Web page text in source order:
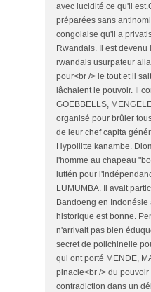
avec lucidité ce qu'il
préparées sans
congolaise qu'il a
Rwandais. Il est devenu
rwandais usurpateur
pour<br /> le tout et il
lâchaient le pouvoir. Il
GOEBBELLS,
organisé pour brûler
de leur chef capita
Hypollitte kanambe.
l'homme au chapeau
luttén pour
LUMUMBA. Il avait
Bandoeng en Indonésie
historique est bonne.
n'arrivait pas bien
secret de polichinelle
qui ont porté MENDE,
pinacle<br /> du
contradiction dans un